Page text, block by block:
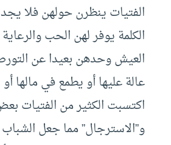
الفتيات ينظرن حولهن فلا
الكلمة يوفر لهن الحب
العيش وحدهن بعيدا عن
عالة عليها أو يطمع في مالها أو
اكتسبت الكثير من الفتيات
و”الاسترجال” مما جعل